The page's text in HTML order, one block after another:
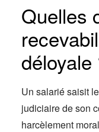
Quelles
déloyale
Un salarié saisit
judiciaire de son
harcèlement